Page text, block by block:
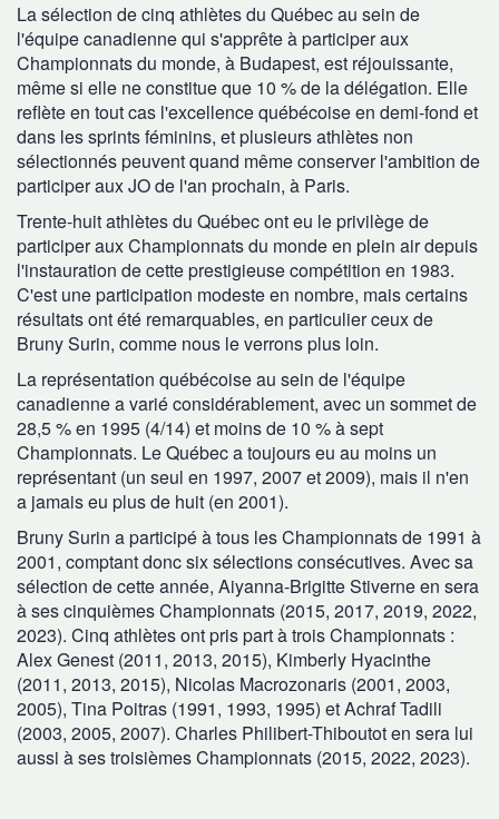
La sélection de cinq athlètes du Québec au sein de
l'équipe canadienne qui s'apprête à participer aux
Championnats du monde, à Budapest, est réjouissante,
même si elle ne constitue que 10 % de la délégation. Elle
reflète en tout cas l'excellence québécoise en demi-fond et
dans les sprints féminins, et plusieurs athlètes non
sélectionnés peuvent quand même conserver l'ambition de
participer aux JO de l'an prochain, à Paris.
Trente-huit athlètes du Québec ont eu le privilège de
participer aux Championnats du monde en plein air depuis
l'instauration de cette prestigieuse compétition en 1983.
C'est une participation modeste en nombre, mais certains
résultats ont été remarquables, en particulier ceux de
Bruny Surin, comme nous le verrons plus loin.
La représentation québécoise au sein de l'équipe
canadienne a varié considérablement, avec un sommet de
28,5 % en 1995 (4/14) et moins de 10 % à sept
Championnats. Le Québec a toujours eu au moins un
représentant (un seul en 1997, 2007 et 2009), mais il n'en
a jamais eu plus de huit (en 2001).
Bruny Surin a participé à tous les Championnats de 1991 à
2001, comptant donc six sélections consécutives. Avec sa
sélection de cette année, Aiyanna-Brigitte Stiverne en sera
à ses cinquièmes Championnats (2015, 2017, 2019, 2022,
2023). Cinq athlètes ont pris part à trois Championnats :
Alex Genest (2011, 2013, 2015), Kimberly Hyacinthe
(2011, 2013, 2015), Nicolas Macrozonaris (2001, 2003,
2005), Tina Poitras (1991, 1993, 1995) et Achraf Tadili
(2003, 2005, 2007). Charles Philibert-Thiboutot en sera lui
aussi à ses troisièmes Championnats (2015, 2022, 2023).